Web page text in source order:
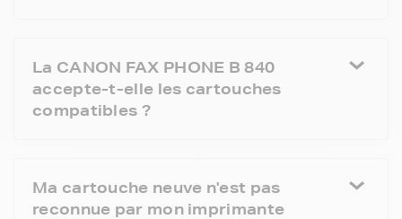
La CANON FAX PHONE B 840
accepte-t-elle les cartouches
compatibles ?
Ma cartouche neuve n'est pas
reconnue par mon imprimante